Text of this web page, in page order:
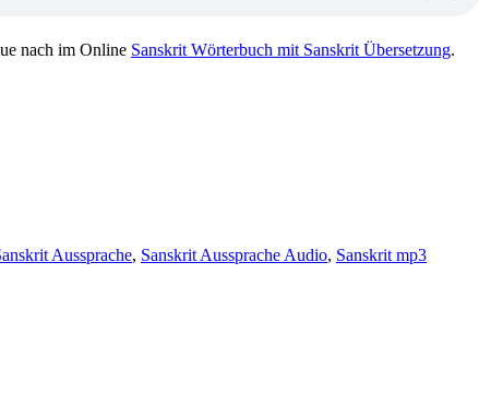
nach im Online Sanskrit Wörterbuch mit Sanskrit Übersetzung.
Aussprache, Sanskrit Aussprache Audio, Sanskrit mp3